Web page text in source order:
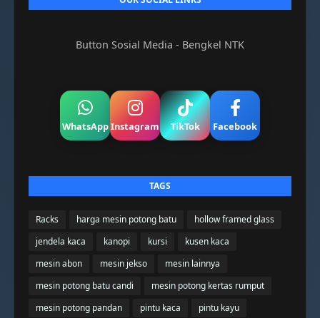
Button Sosial Media - Bengkel NTK
WhatsAppInstagram TikTok Facebook
TAGS
Racks harga mesin potong batu
hollow framed glass
jendela kaca
kanopi kursi
kusen kaca
mesin abon
mesin jekso
mesin lainnya
mesin potong batu candi
mesin potong kertas rumput
mesin potong pandan
pintu kaca pintu kayu